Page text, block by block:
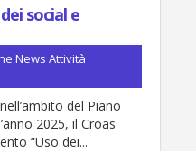
social e
News Attività
del Piano
2025, il Croas
“Uso dei...